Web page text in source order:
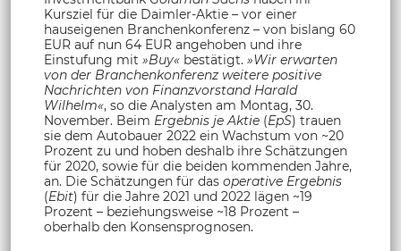
Kursziel für die Daimler-Aktie – vor einer
hauseigenen Branchenkonferenz – von bislang 60
EUR auf nun 64 EUR angehoben und ihre
Einstufung mit »Buy« bestätigt. »Wir erwarten
von der Branchenkonferenz weitere positive
Nachrichten von Finanzvorstand Harald
Wilhelm«, so die Analysten am Montag, 30.
November. Beim Ergebnis jeAktie (EpS) trauen
sie dem Autobauer 2022 ein Wachstum von ~20
Prozent zu und hoben deshalb ihre Schätzungen
für 2020, sowie für die beiden kommenden Jahre,
an. Die Schätzungen für das operative Ergebnis
(Ebit) für die Jahre 2021 und 2022 lägen ~19
Prozent – beziehungsweise ~18 Prozent –
oberhalb den Konsensprognosen.